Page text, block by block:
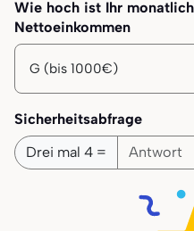
Wie hoch ist Ihr
Nettoeinkommen
Ihr monatliches
Sicherheitsabfrage
Drei mal 4 =